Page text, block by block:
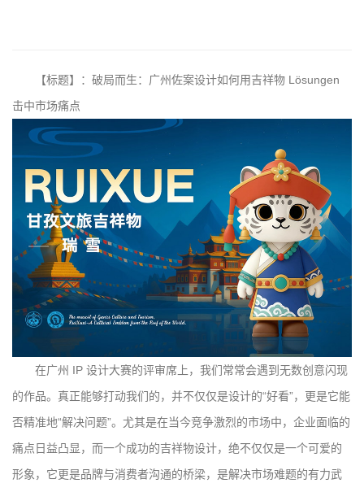
【标题】：破局而生：广州佐案设计如何用吉祥物 Lösungen
击中市场痛点
在广州 IP 设计大赛的评审席上，我们常常会遇到无数创意闪现
的作品。真正能够打动我们的，并不仅仅是设计的“好看”，更是它能
否精准地“解决问题”。尤其是在当今竞争激烈的市场中，企业面临的
痛点日益凸显，而一个成功的吉祥物设计，绝不仅仅是一个可爱的
形象，它更是品牌与消费者沟通的桥梁，是解决市场难题的有力武